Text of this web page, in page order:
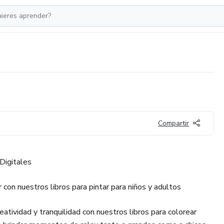
Compartir
nuestros libros para pintar para niños y adultos
y tranquilidad con nuestros libros para colorear